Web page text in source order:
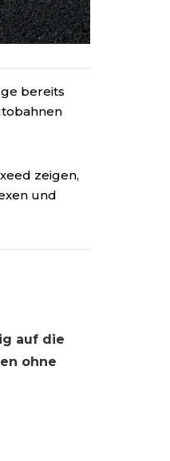
bereits
zeigen,
und
auf die
ohne